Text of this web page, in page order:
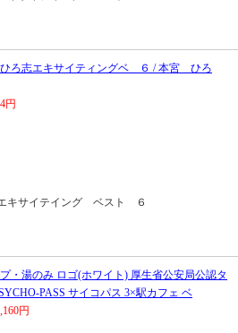
ひろ志エキサイティングベ ６ / 本宮 ひろ
円
サイテイング ベスト ６
・湯のみ ロゴ(ホワイト) 厚生省公安局公認タ
PASS サイコパス 3×駅カフェ ベ
円